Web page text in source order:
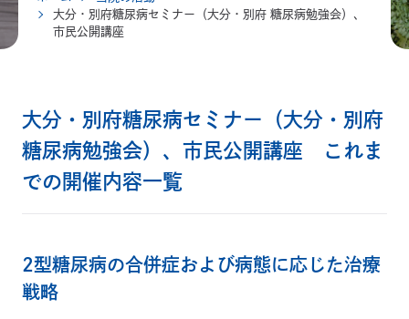
大分・別府糖尿病セミナー（大分・別府 糖尿病勉強会）、
市民公開講座
大分・別府糖尿病セミナー（大分・別府
糖尿病勉強会）、市民公開講座 これま
での開催内容一覧
2型糖尿病の合併症および病態に応じた治療
戦略